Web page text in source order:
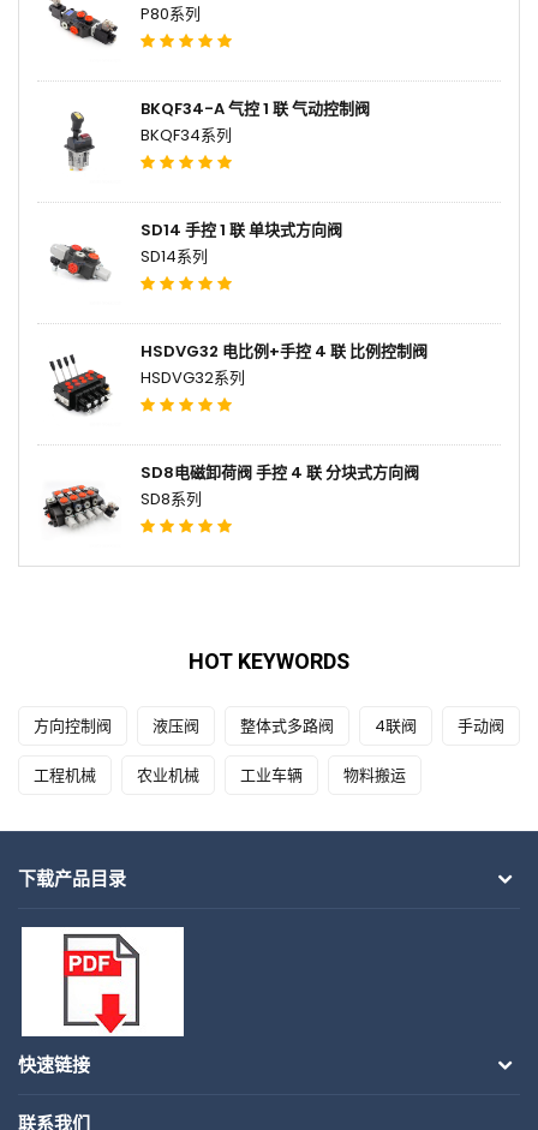
P80系列
BKQF34-A 气控 1 联 气动控制阀
BKQF34系列
SD14 手控 1 联 单块式方向阀
SD14系列
HSDVG32 电比例+手控 4 联 比例控制阀
HSDVG32系列
SD8电磁卸荷阀 手控 4 联 分块式方向阀
SD8系列
HOT KEYWORDS
方向控制阀 液压阀 整体式多路阀 4联阀 手动阀
工程机械 农业机械 工业车辆 物料搬运
下载产品目录
快速链接
联系我们